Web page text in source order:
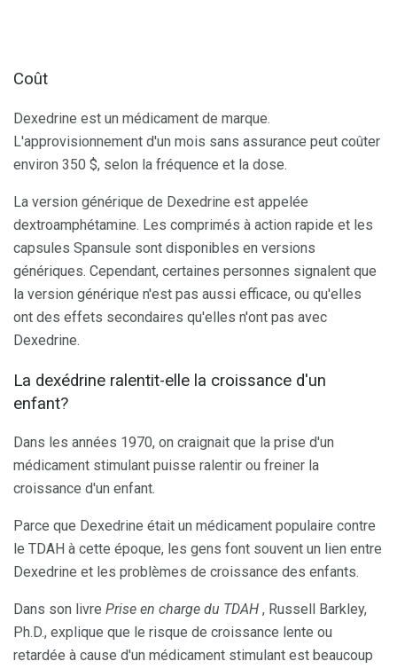
Coût
Dexedrine est un médicament de marque.
L'approvisionnement d'un mois sans assurance peut coûter
environ 350 $, selon la fréquence et la dose.
La version générique de Dexedrine est appelée
dextroamphétamine. Les comprimés à action rapide et les
capsules Spansule sont disponibles en versions
génériques. Cependant, certaines personnes signalent que
la version générique n'est pas aussi efficace, ou qu'elles
ont des effets secondaires qu'elles n'ont pas avec
Dexedrine.
La dexédrine ralentit-elle la croissance d'un
enfant?
Dans les années 1970, on craignait que la prise d'un
médicament stimulant puisse ralentir ou freiner la
croissance d'un enfant.
Parce que Dexedrine était un médicament populaire contre
le TDAH à cette époque, les gens font souvent un lien entre
Dexedrine et les problèmes de croissance des enfants.
Dans son livre Prise en charge du TDAH , Russell Barkley,
Ph.D., explique que le risque de croissance lente ou
retardée à cause d'un médicament stimulant est beaucoup